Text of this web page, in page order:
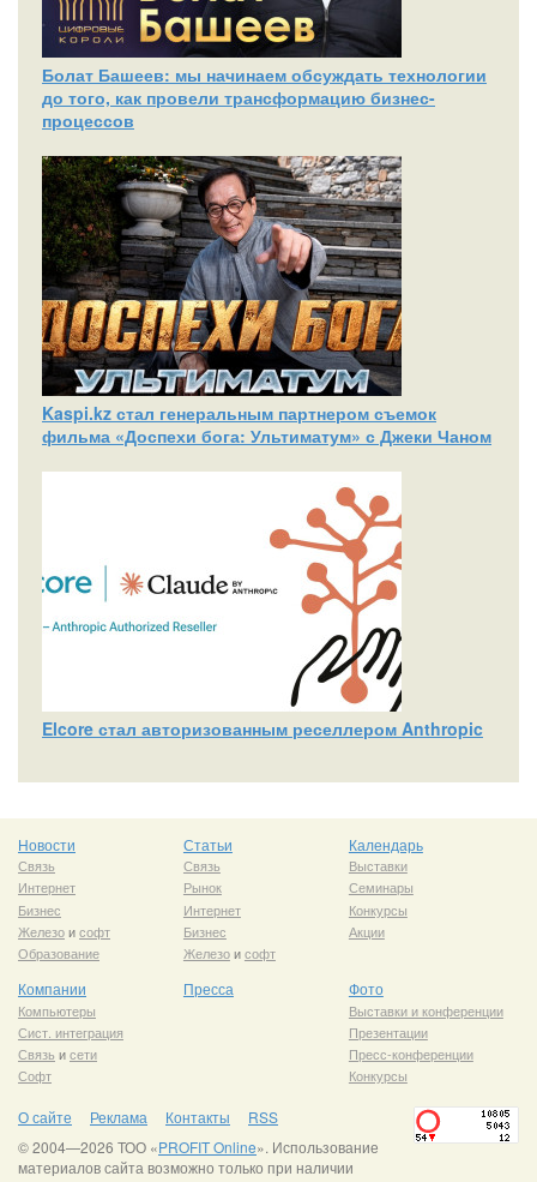
Болат Башеев: мы начинаем обсуждать технологии
до того, как провели трансформацию бизнес-
процессов
Kaspi.kz стал генеральным партнером съемок
фильма «Доспехи бога: Ультиматум» с Джеки Чаном
Elcore стал авторизованным реселлером Anthropic
Новости
Связь
Интернет
Бизнес
Железоисофт
Образование
Статьи
Связь
Рынок
Интернет
Бизнес
Железоисофт
Календарь
Выставки
Семинары
Конкурсы
Акции
Компании
Компьютеры
Сист. интеграция
Связь исети
Софт
Пресса Фото
Выставки и конференции
Презентации
Пресс-конференции
Конкурсы
О сайте Реклама Контакты
RSS
© 2004—2026 ТОО «PROFIT Online». Использование
материалов сайта возможно только при наличии